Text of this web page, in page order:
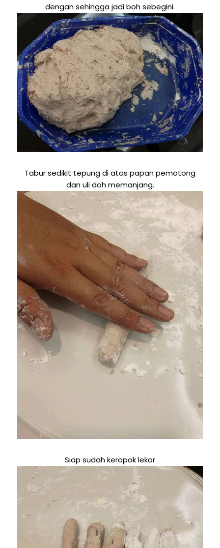
dengan sehingga jadi boh sebegini.
Tabur sedikit tepung di atas papan pemotong
dan uli doh memanjang.
Siap sudah keropok lekor